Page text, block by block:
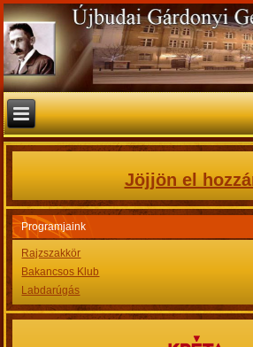
Jöjjön el
Programjaink
Rajzszakkör
Bakancsos Klub
Labdarúgás